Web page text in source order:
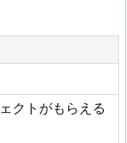
クトがもらえる